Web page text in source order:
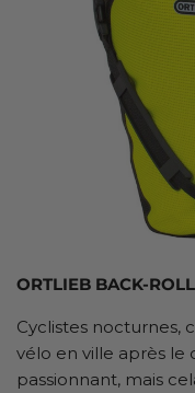
ORTLIEB BACK-
Cyclistes nocturnes,
vélo en ville après
passionnant, mais